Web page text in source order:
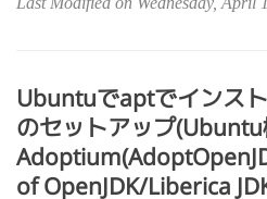
Ubuntuでaptでインス
のセットアップ
of OpenJDK/Liberica